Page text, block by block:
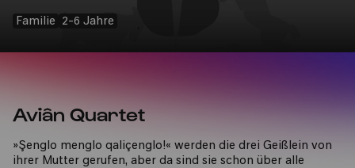
Familie 2-6 Jahre
Aviân Quartet
»Şenglo menglo qaliçenglo!« werden die drei Geißlein von
ihrer Mutter gerufen, aber da sind sie schon über alle